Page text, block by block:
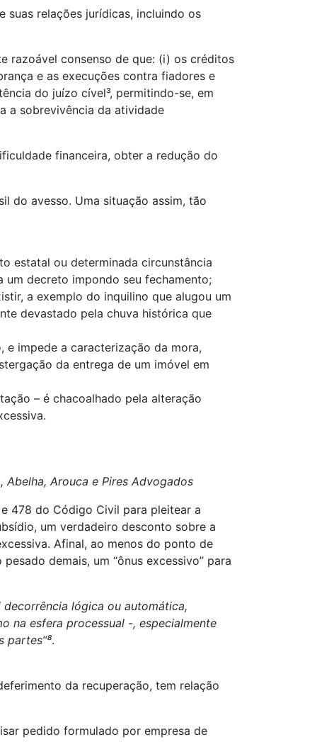
suas relações jurídicas, incluindo os
razoável consenso de que: (i) os créditos
e as execuções contra fiadores e
do juízo cível³, permitindo-se, em
a sobrevivência da atividade
financeira, obter a redução do
do avesso. Uma situação assim, tão
estatal ou determinada circunstância
decreto impondo seu fechamento;
a exemplo do inquilino que alugou um
devastado pela chuva histórica que
impede a caracterização da mora,
da entrega de um imóvel em
– é chacoalhado pela alteração
Arouca e Pires Advogados
478 do Código Civil para pleitear a
um verdadeiro desconto sobre a
Afinal, ao menos do ponto de
demais, um “ônus excessivo” para
lógica ou automática,
na esfera processual -, especialmente
partes”⁸.
da recuperação, tem relação
pedido formulado por empresa de